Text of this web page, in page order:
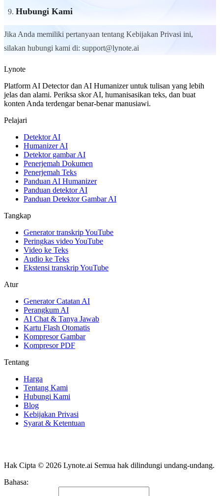
Hubungi Kami
Jika Anda memiliki pertanyaan tentang Kebijakan Privasi ini,
silakan hubungi kami di: support@lynote.ai
Lynote
Platform AI Detector dan AI Humanizer untuk tulisan yang lebih
jelas dan alami. Periksa skor AI, humanisasikan teks, dan buat
konten Anda terdengar benar-benar manusiawi.
Pelajari
Detektor AI
Humanizer AI
Detektor gambar AI
Penerjemah Dokumen
Penerjemah Teks
Panduan AI Humanizer
Panduan detektor AI
Panduan Detektor Gambar AI
Tangkap
Generator transkrip YouTube
Peringkas video YouTube
Video ke Teks
Audio ke Teks
Ekstensi transkrip YouTube
Atur
Generator Catatan AI
Perangkum AI
AI Chat & Tanya Jawab
Kartu Flash Otomatis
Kompresor Gambar
Kompresor PDF
Tentang
Harga
Tentang Kami
Hubungi Kami
Blog
Kebijakan Privasi
Syarat & Ketentuan
Hak Cipta © 2026 Lynote.ai Semua hak dilindungi undang-undang.
Bahasa: